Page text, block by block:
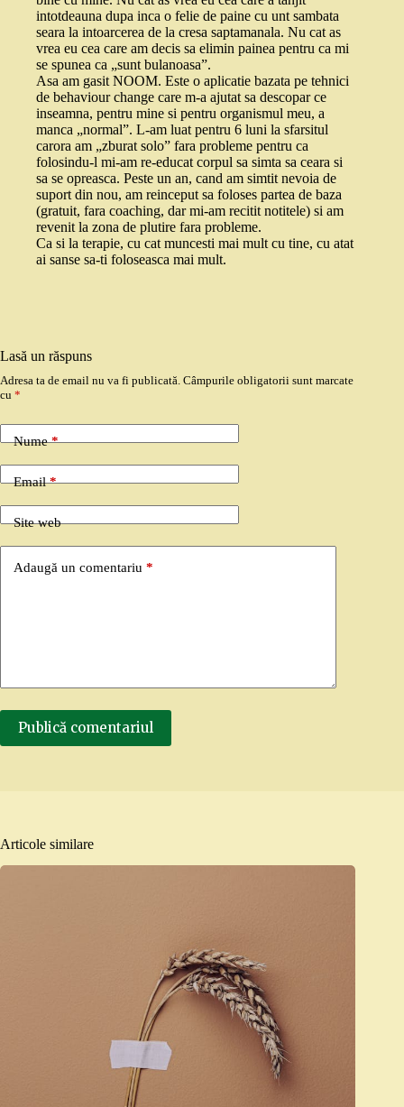
intotdeauna dupa inca o felie de paine cu unt sambata
seara la intoarcerea de la cresa saptamanala. Nu cat as
vrea eu cea care am decis sa elimin painea pentru ca mi
se spunea ca „sunt bulanoasa”.
Asa am gasit NOOM. Este o aplicatie bazata pe tehnici
de behaviour change care m-a ajutat sa descopar ce
inseamna, pentru mine si pentru organismul meu, a
manca „normal”. L-am luat pentru 6 luni la sfarsitul
carora am „zburat solo” fara probleme pentru ca
folosindu-l mi-am re-educat corpul sa simta sa ceara si
sa se opreasca. Peste un an, cand am simtit nevoia de
suport din nou, am reinceput sa foloses partea de baza
(gratuit, fara coaching, dar mi-am recitit notitele) si am
revenit la zona de plutire fara probleme.
Ca si la terapie, cu cat muncesti mai mult cu tine, cu atat
ai sanse sa-ti foloseasca mai mult.
Lasă un răspuns
Adresa ta de email nu va fi publicată. Câmpurile obligatorii sunt marcate
cu *
Nume*
Email*
Site web
Adaugă un comentariu *
Publică comentariul
Articole similare